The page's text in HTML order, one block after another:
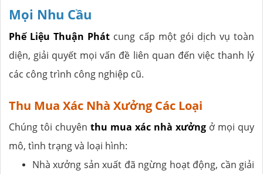
Mọi Nhu Cầu
Phế Liệu Thuận Phát cung cấp một gói dịch vụ toàn
diện, giải quyết mọi vấn đề liên quan đến việc thanh lý
các công trình công nghiệp cũ.
Thu Mua Xác Nhà Xưởng Các Loại
Chúng tôi chuyên thu mua xác nhà xưởng ở mọi quy
mô, tình trạng và loại hình:
Nhà xưởng sản xuất đã ngừng hoạt động, cần giải